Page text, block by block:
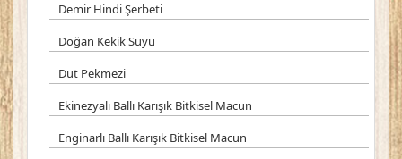
Demir Hindi Şerbeti
Doğan Kekik Suyu
Dut Pekmezi
Ekinezyalı Ballı Karışık Bitkisel Macun
Enginarlı Ballı Karışık Bitkisel Macun